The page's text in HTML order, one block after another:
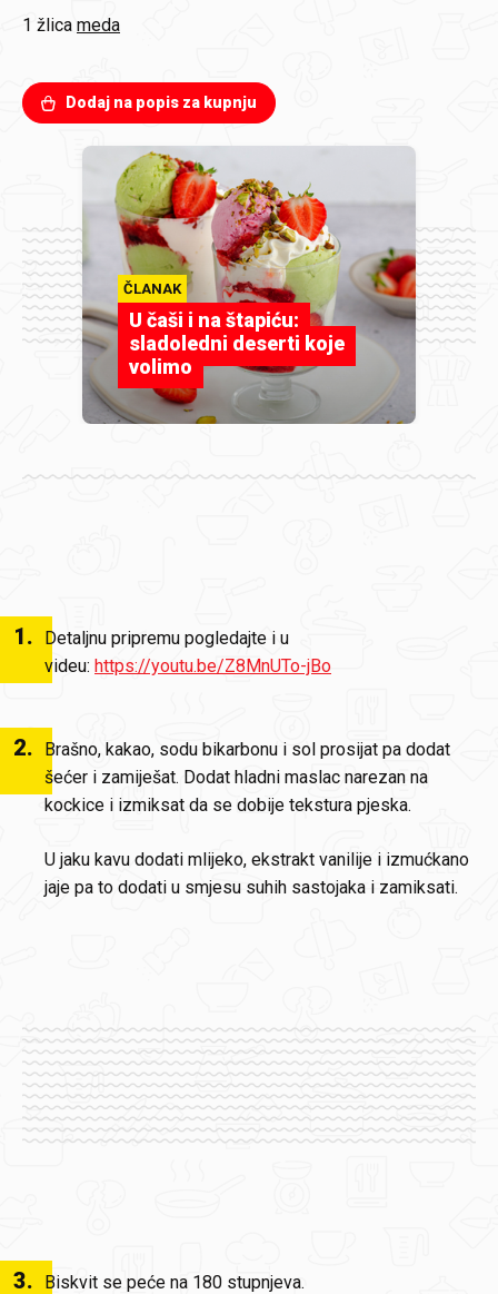
1 žlica meda
Dodaj na popis za kupnju
ČLANAK
U čaši i na štapiću:
sladoledni deserti koje
volimo
1.
Detaljnu pripremu pogledajte i u
videu: https://youtu.be/Z8MnUTo-jBo
2.
Brašno, kakao, sodu bikarbonu i sol prosijat pa dodat
šećer i zamiješat. Dodat hladni maslac narezan na
kockice i izmiksat da se dobije tekstura pjeska.
U jaku kavu dodati mlijeko, ekstrakt vanilije i izmućkano
jaje pa to dodati u smjesu suhih sastojaka i zamiksati.
3. Biskvit se peće na 180 stupnjeva.